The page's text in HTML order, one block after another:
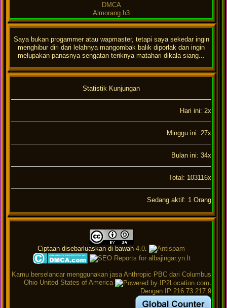
DMCA
Almorang.h3
Saya bukan progammer atau wapmaster, tetapi saya sekedar ingin
menghibur diri dari lelahnya mangombak balik diporlak dan ingin
melupakan panasnya sengatan teriknya matahari dikala siang...
Statistik Kunjungan
Hari ini: 2x
Minggu ini: 27x
Bulan ini: 34x
Total: 103116x
Sedang aktif: 1 Orang
Ciptaan disebarluaskan di bawah 4.0
Kamu berselancar menggunakan jasa Anthropic PBC dari Columbus
Ohio United States of America
.
Dengan IP 216.73.217.9